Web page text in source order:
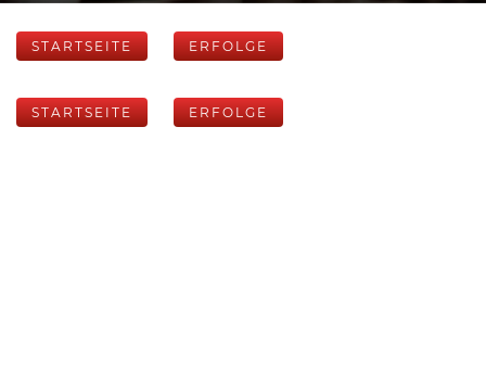
STARTSEITE ERFOLGE
STARTSEITE ERFOLGE